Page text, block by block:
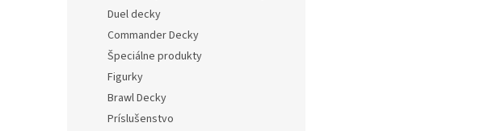
Duel decky
Commander Decky
Špeciálne produkty
Figurky
Brawl Decky
Príslušenstvo